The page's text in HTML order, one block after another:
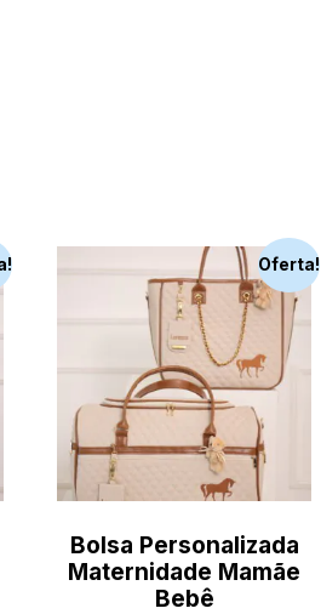
Oferta!
Bolsa Personalizada
Maternidade Mamãe
Bebê